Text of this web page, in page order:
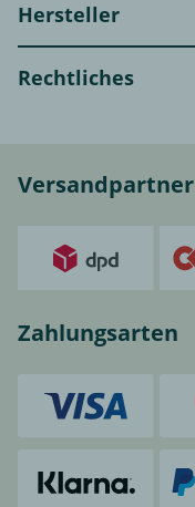
Hersteller
Rechtliches
Versandpartner
Zahlungsarten